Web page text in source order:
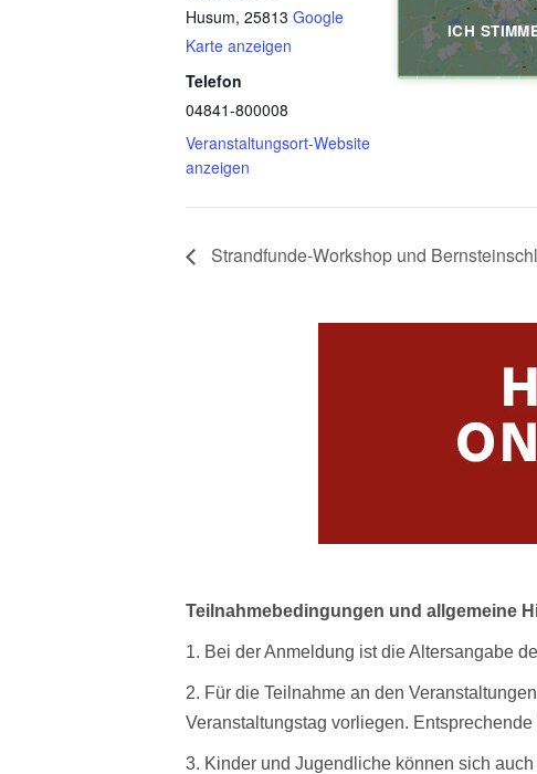
Husum, 25813 Google
Karte anzeigen
Telefon
04841-800008
Veranstaltungsort-Website
anzeigen
ICH
Strandfunde-Workshop und
Teilnahmebedingungen und allgemeine
1. Bei der Anmeldung ist die Altersangabe
2. Für die Teilnahme an den
Veranstaltungstag vorliegen.
3. Kinder und Jugendliche können sich